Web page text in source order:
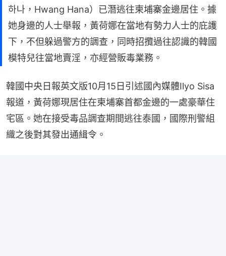
하나，Hwang Hana）已潛逃往柬埔寨金邊居住。據
她身邊的人士舉報，黃荷娜在當地有勢力人士的庇護
下，不但躲過警方的調查，同時招攬過往認識的韓國
模特兒往當地賣淫，亦經營販毒業務。
韓國中央日報英文版10月15日引述國內媒體Ilyo Sisa
報道，黃荷娜現居住在柬埔寨首都金邊的一處豪華住
宅區。她在接受毒品調查期間逃往泰國，國際刑警組
織之後對其發出通緝令。